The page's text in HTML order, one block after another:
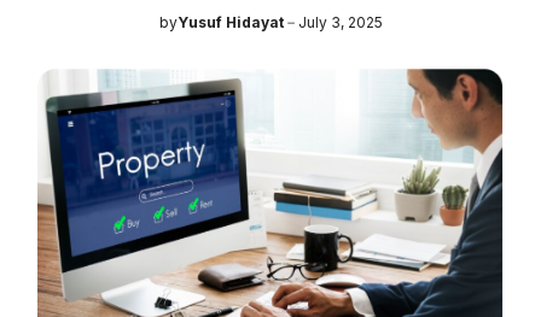
byYusuf Hidayat July 3, 2025